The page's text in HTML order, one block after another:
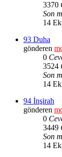
3370
Son
14
93 Duha
gönderen
0
3524
Son
14
94 İnşirah
gönderen
0
3449
Son
14